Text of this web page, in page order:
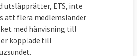
utsläpprätter, ETS, inte
att flera medlemsländer
med hänvisning till
kopplade till